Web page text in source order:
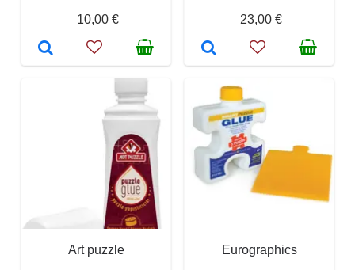
10,00 €
23,00 €
Art puzzle Eurographics